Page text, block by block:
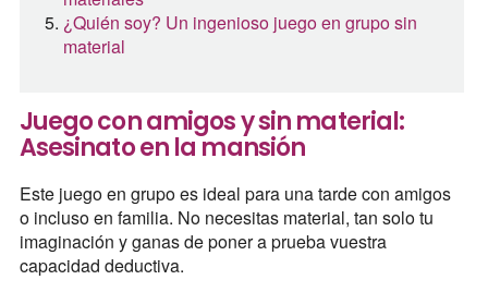
¿Quién soy? Un ingenioso juego en grupo sin
material
Juego con amigos y sin material:
Asesinato en la mansión
Este juego en grupo es ideal para una tarde con amigos
o incluso en familia. No necesitas material, tan solo tu
imaginación y ganas de poner a prueba vuestra
capacidad deductiva.